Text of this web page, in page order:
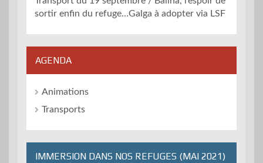
sortir enfin du refuge…Galga à adopter via LSF
AGENDA
Animations
Transports
IMMERSION DANS NOS REFUGES (MAI 2021)